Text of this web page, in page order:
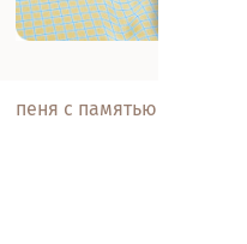
пеня с памятью